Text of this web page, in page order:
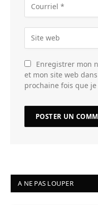
Enregistrer mon
et mon site web
prochaine fois que
A NE PAS LOUPER